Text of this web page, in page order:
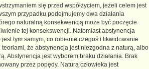
się przed współżyciem, jeżeli celem jest
przypadku podejmujemy dwa działania
naturalną konsekwencją może być poczęcie
tej konsekswencji. Natomiast abstynencja
tym samym, co robienie czegoś i likwidowanie
że abstynencja jest niezgodna z naturą, albo
Abstynencja jest wyborem braku działania. Brak
przez popędy. Naturą człowieka jest